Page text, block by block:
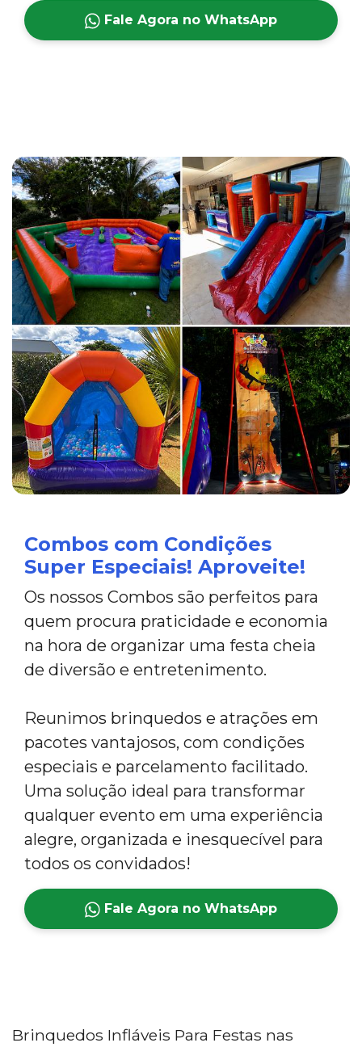
Fale Agora no WhatsApp
Combos com Condições
Super Especiais! Aproveite!
Os nossos Combos são perfeitos para
quem procura praticidade e economia
na hora de organizar uma festa cheia
de diversão e entretenimento.
Reunimos brinquedos e atrações em
pacotes vantajosos, com condições
especiais e parcelamento facilitado.
Uma solução ideal para transformar
qualquer evento em uma experiência
alegre, organizada e inesquecível para
todos os convidados!
Fale Agora no WhatsApp
Brinquedos Infláveis Para Festas nas